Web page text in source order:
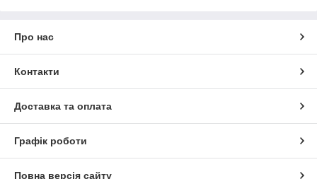
Про нас
Контакти
Доставка та оплата
Графік роботи
Повна версія сайту